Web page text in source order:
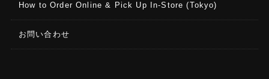
How to Order Online & Pick Up In-Store (Tokyo)
お問い合わせ